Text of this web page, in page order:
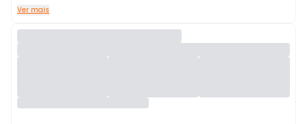
Ver mais